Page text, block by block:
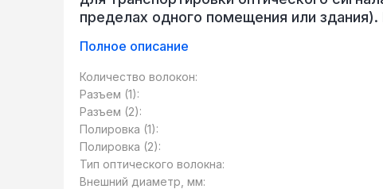
пределах одного помещения или
(«пигтейл») используется для
качестве коннектора может
тип – SC, FC, LC, ST и т.д. Также
разными типами коннекторов. Такие
сетевого оборудования, использующего
стандартов.
Полное описание
Количество волокон:
Разъем (1):
Разъем (2):
Полировка (1):
Полировка (2):
Тип оптического волокна:
Внешний диаметр, мм: